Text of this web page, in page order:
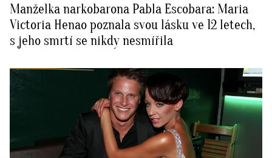
Manželka narkobarona Pabla Escobara: Maria
Victoria Henao poznala svou lásku ve 12 letech,
s jeho smrtí se nikdy nesmířila